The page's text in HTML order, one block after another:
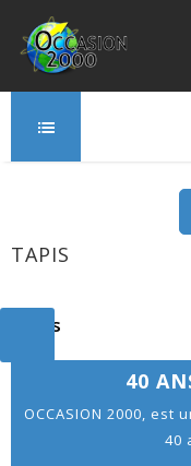
TAPIS
tapis
40
OCCASION 2000,
40